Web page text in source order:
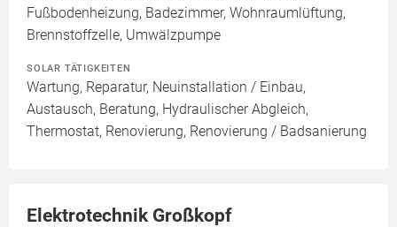
Fußbodenheizung, Badezimmer, Wohnraumlüftung,
Brennstoffzelle, Umwälzpumpe
SOLAR TÄTIGKEITEN
Wartung, Reparatur, Neuinstallation / Einbau,
Austausch, Beratung, Hydraulischer Abgleich,
Thermostat, Renovierung, Renovierung / Badsanierung
Elektrotechnik Großkopf